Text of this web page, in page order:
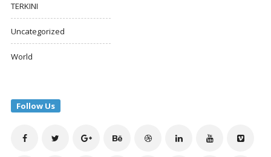
TERKINI
Uncategorized
World
Follow Us